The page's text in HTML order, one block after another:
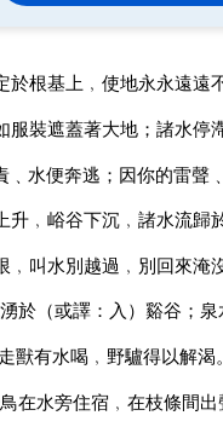
於根基上﹐使地永永遠遠
服裝遮蓋著大地；諸水停
﹑水便奔逃；因你的雷聲
升﹐峪谷下沉﹐諸水流歸
﹐叫水別越過﹐別回來淹
於（或譯：入）谿谷；泉
獸有水喝﹐野驢得以解渴。
在水旁住宿﹐在枝條間出